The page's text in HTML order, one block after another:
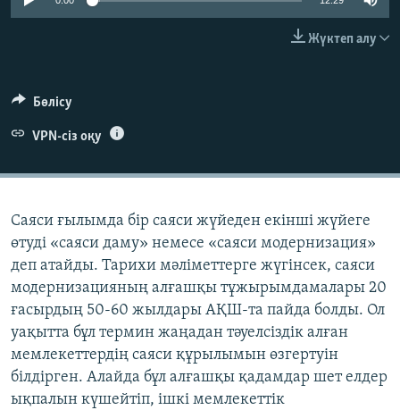
ЖАЗЫЛЫҢЫЗ
Басқа тілдерде
Жүктеп алу
Бөлісу
VPN-сіз оқу
Саяси ғылымда бір саяси жүйеден екінші жүйеге
өтуді «саяси даму» немесе «саяси модернизация»
деп атайды. Тарихи мәліметтерге жүгінсек, саяси
модернизацияның алғашқы тұжырымдамалары 20
ғасырдың 50-60 жылдары АҚШ-та пайда болды. Ол
уақытта бұл термин жаңадан тәуелсіздік алған
мемлекеттердің саяси құрылымын өзгертуін
білдірген. Алайда бұл алғашқы қадамдар шет елдер
ықпалын күшейтіп, ішкі мемлекеттік